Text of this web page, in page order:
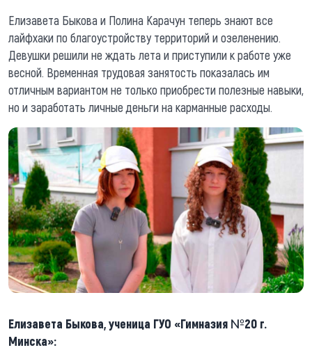
Елизавета Быкова и Полина Карачун теперь знают все
лайфхаки по благоустройству территорий и озеленению.
Девушки решили не ждать лета и приступили к работе уже
весной. Временная трудовая занятость показалась им
отличным вариантом не только приобрести полезные навыки,
но и заработать личные деньги на карманные расходы.
Елизавета Быкова, ученица ГУО «Гимназия №20 г.
Минска»: